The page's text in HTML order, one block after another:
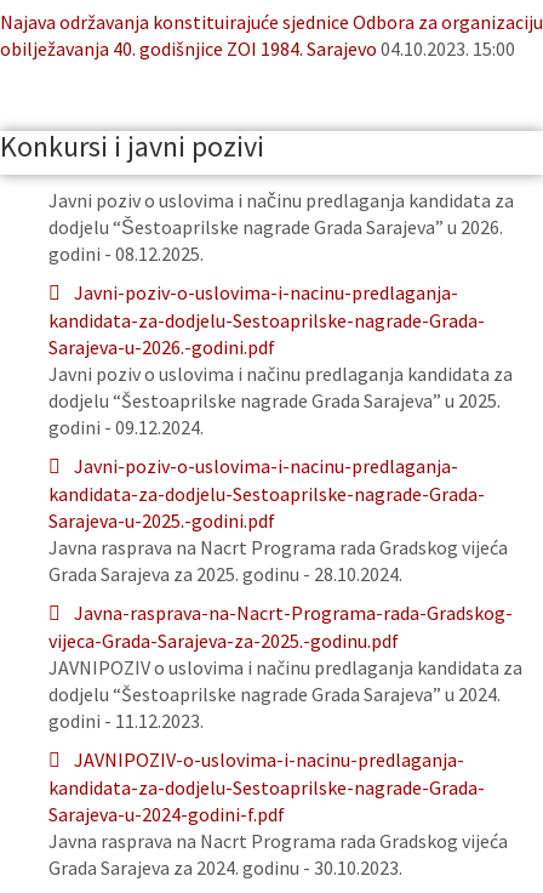
Najava održavanja konstituirajuće sjednice Odbora za organizaciju
obilježavanja 40. godišnjice ZOI 1984. Sarajevo 04.10.2023. 15:00
Konkursi i javni pozivi
Javni poziv o uslovima i načinu predlaganja kandidata za
dodjelu “Šestoaprilske nagrade Grada Sarajeva” u 2026.
godini - 08.12.2025.
Javni-poziv-o-uslovima-i-nacinu-predlaganja-
kandidata-za-dodjelu-Sestoaprilske-nagrade-Grada-
Sarajeva-u-2026.-godini.pdf
Javni poziv o uslovima i načinu predlaganja kandidata za
dodjelu “Šestoaprilske nagrade Grada Sarajeva” u 2025.
godini - 09.12.2024.
Javni-poziv-o-uslovima-i-nacinu-predlaganja-
kandidata-za-dodjelu-Sestoaprilske-nagrade-Grada-
Sarajeva-u-2025.-godini.pdf
Javna rasprava na Nacrt Programa rada Gradskog vijeća
Grada Sarajeva za 2025. godinu - 28.10.2024.
Javna-rasprava-na-Nacrt-Programa-rada-Gradskog-
vijeca-Grada-Sarajeva-za-2025.-godinu.pdf
JAVNIPOZIV o uslovima i načinu predlaganja kandidata za
dodjelu “Šestoaprilske nagrade Grada Sarajeva” u 2024.
godini - 11.12.2023.
JAVNIPOZIV-o-uslovima-i-nacinu-predlaganja-
kandidata-za-dodjelu-Sestoaprilske-nagrade-Grada-
Sarajeva-u-2024-godini-f.pdf
Javna rasprava na Nacrt Programa rada Gradskog vijeća
Grada Sarajeva za 2024. godinu - 30.10.2023.